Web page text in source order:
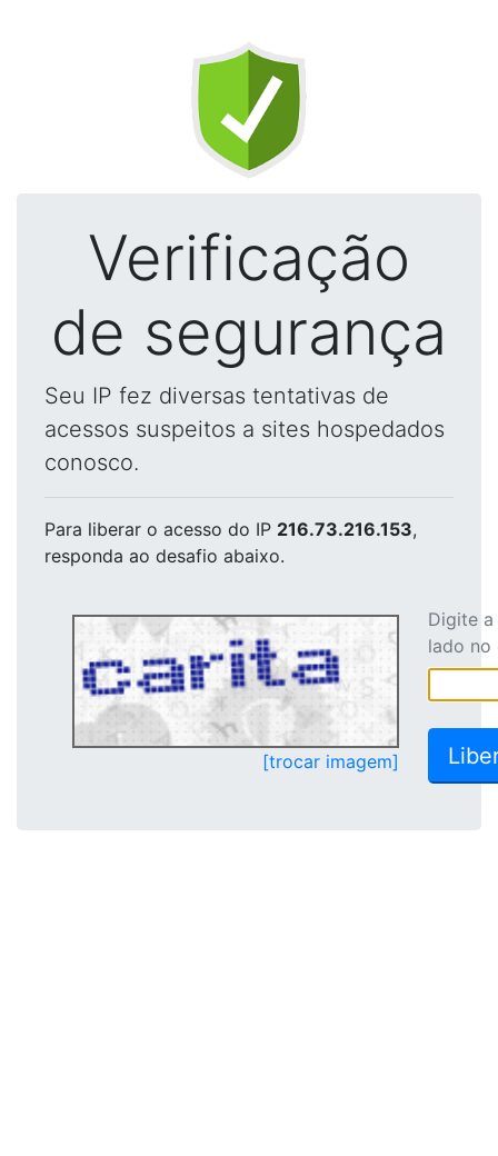
Verificação
de segurança
Seu IP fez diversas tentativas de
acessos suspeitos a sites hospedados
conosco.
Para liberar o acesso do IP 216.73.216.153,
responda ao desafio abaixo.
[trocar imagem]
Digite
lado no